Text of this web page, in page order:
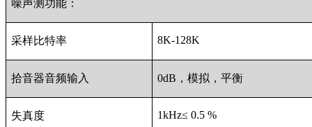
噪声测功能：
采样比特率 8K-128K
拾音器音频输入 0dB，模拟，平衡
失真度 1kHz≤ 0.5 %